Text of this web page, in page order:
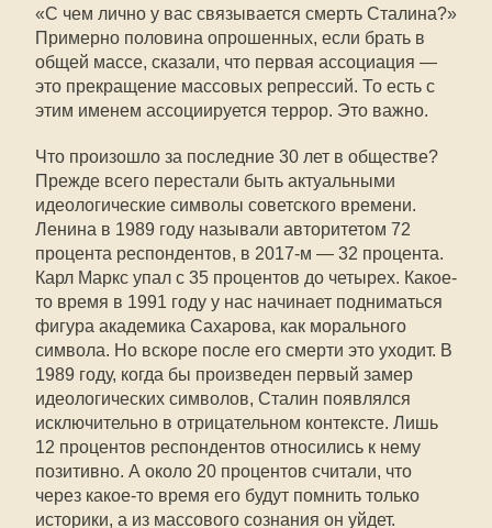
«С чем лично у вас связывается смерть Сталина?»
Примерно половина опрошенных, если брать в
общей массе, сказали, что первая ассоциация —
это прекращение массовых репрессий. То есть с
этим именем ассоциируется террор. Это важно.
Что произошло за последние 30 лет в обществе?
Прежде всего перестали быть актуальными
идеологические символы советского времени.
Ленина в 1989 году называли авторитетом 72
процента респондентов, в 2017-м — 32 процента.
Карл Маркс упал с 35 процентов до четырех. Какое-
то время в 1991 году у нас начинает подниматься
фигура академика Сахарова, как морального
символа. Но вскоре после его смерти это уходит. В
1989 году, когда бы произведен первый замер
идеологических символов, Сталин появлялся
исключительно в отрицательном контексте. Лишь
12 процентов респондентов относились к нему
позитивно. А около 20 процентов считали, что
через какое-то время его будут помнить только
историки, а из массового сознания он уйдет.